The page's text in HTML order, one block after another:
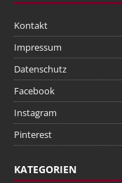
Kontakt
Impressum
Datenschutz
Facebook
Instagram
Pinterest
KATEGORIEN